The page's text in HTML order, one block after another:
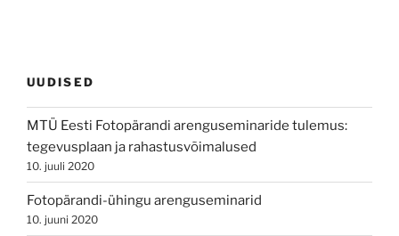
UUDISED
MTÜ Eesti Fotopärandi arenguseminaride tulemus:
tegevusplaan ja rahastusvõimalused
10. juuli 2020
Fotopärandi-ühingu arenguseminarid
10. juuni 2020